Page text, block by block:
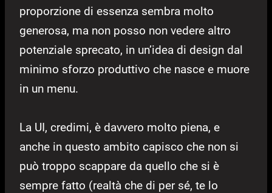
proporzione di essenza sembra molto
generosa, ma non posso non vedere altro
potenziale sprecato, in un’idea di design dal
minimo sforzo produttivo che nasce e muore
in un menu.
La UI, credimi, è davvero molto piena, e
anche in questo ambito capisco che non si
può troppo scappare da quello che si è
sempre fatto (realtà che di per sé, te lo